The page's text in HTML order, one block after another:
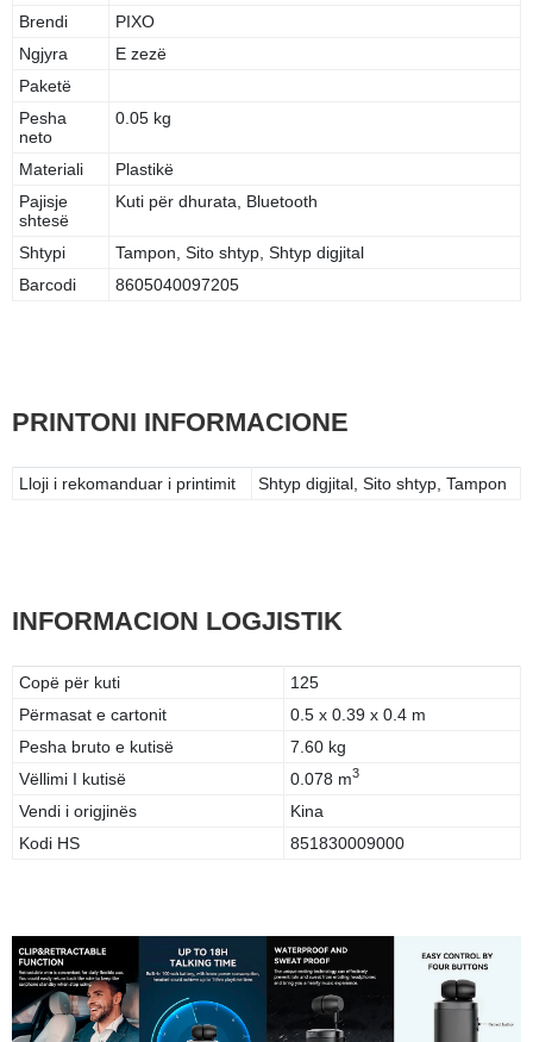
Brendi
PIXO
Ngjyra
E zezë
Paketë
Pesha
neto
0.05 kg
Materiali
Plastikë
Pajisje
shtesë
Kuti për dhurata, Bluetooth
Shtypi
Tampon, Sito shtyp, Shtyp digjital
Barcodi
8605040097205
PRINTONI INFORMACIONE
Lloji i rekomanduar i printimit Shtyp digjital, Sito shtyp, Tampon
INFORMACION LOGJISTIK
Copë për kuti
125
Përmasat e cartonit
0.5 x 0.39 x 0.4 m
Pesha bruto e kutisë
7.60 kg
Vëllimi I kutisë
0.078 m3
Vendi i origjinës
Kina
Kodi HS
851830009000